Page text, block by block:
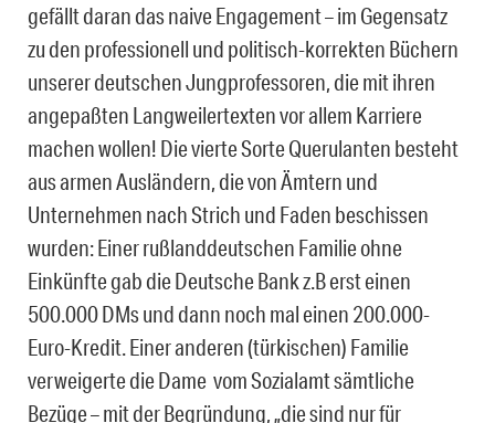
gefällt daran das naive Engagement – im Gegensatz
zu den professionell und politisch-korrekten Büchern
unserer deutschen Jungprofessoren, die mit ihren
angepaßten Langweilertexten vor allem Karriere
machen wollen! Die vierte Sorte Querulanten besteht
aus armen Ausländern, die von Ämtern und
Unternehmen nach Strich und Faden beschissen
wurden: Einer rußlanddeutschen Familie ohne
Einkünfte gab die Deutsche Bank z.B erst einen
500.000 DMs und dann noch mal einen 200.000-
Euro-Kredit. Einer anderen (türkischen) Familie
verweigerte die Dame vom Sozialamt sämtliche
Bezüge – mit der Begründung, „die sind nur für